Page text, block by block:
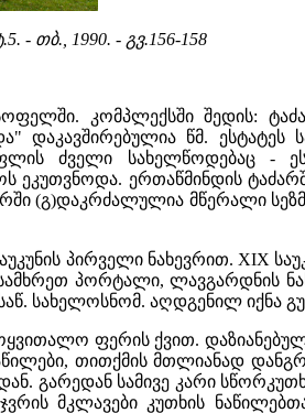
- თბ., 1990. - გვ.156-158
კომპლექსში შედის:
დაკავშირებულია წმ. ესტატეს
ძველი სახელწოდებაც -
ერთაწმინდის ტაძარში
(გ)დაკრძალულია მწერალი
პირველი ნახევრით. XIX
პორტალი, ლავგარდნის
სახელოსნომ. აღდგენილ იქნა
ფერის ქვით.
თითქმის მთლიანად
გარედან სამივე კარი
მკლავები კუთხის